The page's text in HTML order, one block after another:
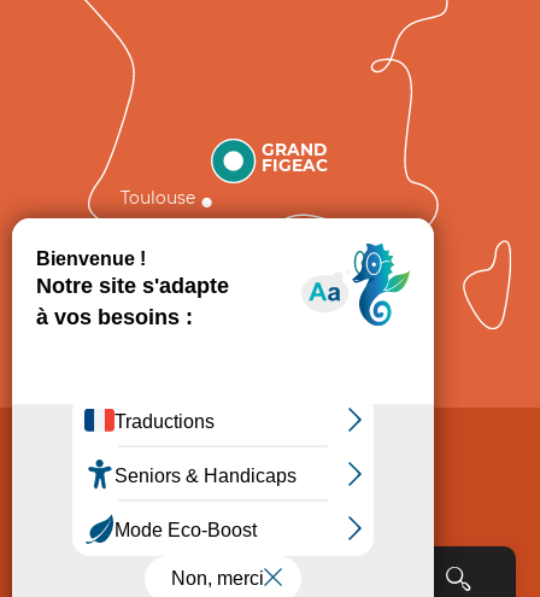
GRAND
FIGEAC
Toulouse
Politique de Protection des données
Consentement
Accessibilité : non conforme